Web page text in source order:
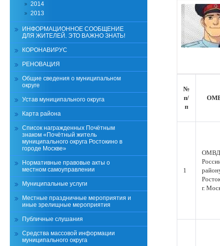
№
п/
п
1
ОМВД
г.
2014
2013
ИНФОРМАЦИОННОЕ СООБЩЕНИЕ
ДЛЯ ЖИТЕЛЕЙ. ЭТО ВАЖНО ЗНАТЬ!
КОРОНАВИРУС
РЕНОВАЦИЯ
Общие сведения о муниципальном
округе
Устав муниципального округа
Карта района
Список награжденных Почётным
знаком «Почётный житель
муниципального округа Ростокино в
городе Москве»
Нормативные правовые акты о
местном самоуправлении
Муниципальные услуги
Местные праздничные мероприятия и
иные зрелищные мероприятия
Публичные слушания
Средства массовой информации
муниципального округа